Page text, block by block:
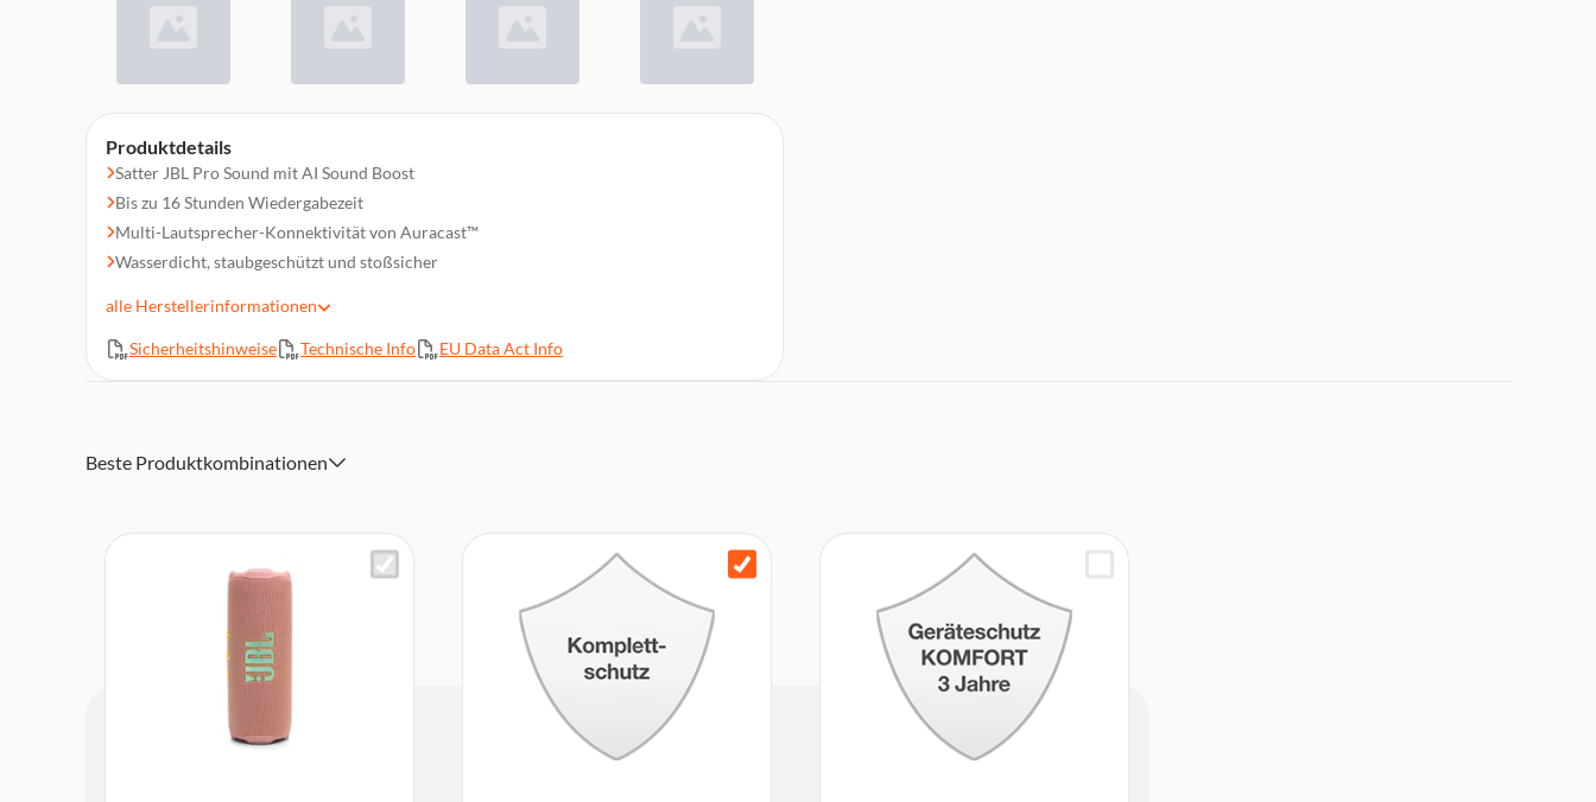
Produktdetails
Satter JBL Pro Sound mit AI Sound Boost
Bis zu 16 Stunden Wiedergabezeit
Multi-Lautsprecher-Konnektivität von Auracast™
Wasserdicht, staubgeschützt und stoßsicher
JBL Portable App
Recycelter Kunststoff und Bespannstoff sowie FSC-zertifizierte Papierverpackungen
und Sicherheitsdatenblat
alle Herstellerinformationen
Sicherheitshinweise Technische Info EU Data Act Info
Beste Produktkombinationen